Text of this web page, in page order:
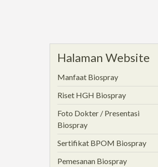
Halaman Website
Manfaat Biospray
Riset HGH Biospray
Foto Dokter / Presentasi
Biospray
Sertifikat BPOM Biospray
Pemesanan Biospray